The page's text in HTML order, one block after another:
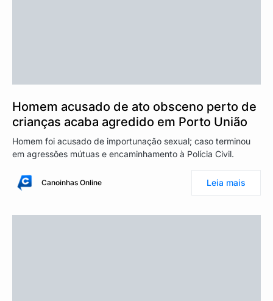
Homem acusado de ato obsceno perto de
crianças acaba agredido em Porto União
Homem foi acusado de importunação sexual; caso terminou
em agressões mútuas e encaminhamento à Polícia Civil.
Canoinhas Online Leia mais